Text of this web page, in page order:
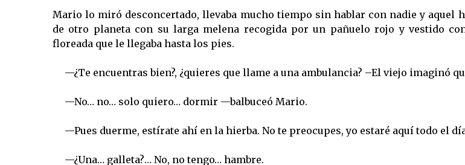
Mario lo miró desconcertado, llevaba mucho tiempo sin hablar con nadie y aquel
de otro planeta con su larga melena recogida por un pañuelo rojo y vestido
floreada que le llegaba hasta los pies.
—¿Te encuentras bien?, ¿quieres que llame a una ambulancia? –El viejo imaginó
—No… no… solo quiero… dormir —balbuceó Mario.
—Pues duerme, estírate ahí en la hierba. No te preocupes, yo estaré aquí todo el
—¿Una… galleta?… No, no tengo… hambre.